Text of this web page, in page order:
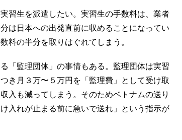
習生を派遣したい。実習生の手数料は、業者
は日本への出発直前に収めることになってい
料の半分を取りはぐれてしまう。
「監理団体」の事情もある。監理団体は実習
き月３万〜５万円を「監理費」として受け取
入も減ってしまう。そのためベトナムの送り
入れが止まる前に急いで送れ」という指示が